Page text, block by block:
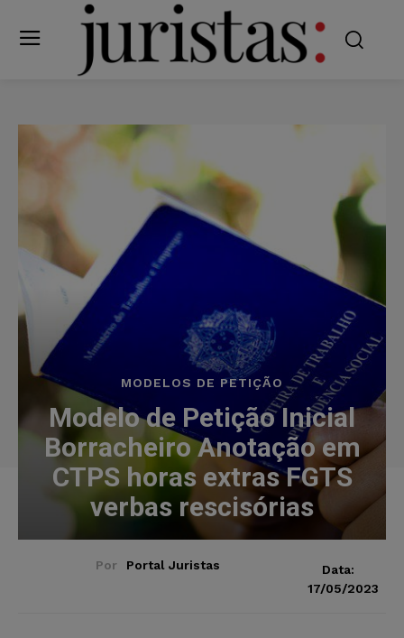
MODELOS DE PETIÇÃO
Modelo de Petição Inicial
Borracheiro Anotação em
CTPS horas extras FGTS
verbas rescisórias
Por Portal Juristas
Data:
17/05/2023